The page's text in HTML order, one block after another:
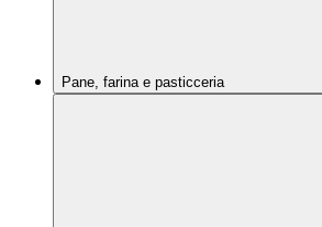
Pane, farina e pasticceria